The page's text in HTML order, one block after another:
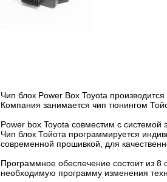
Чип блок Power Box Toyota
Компания занимается чип тюнингом
Power box Toyota совместим с системой
Чип блок Тойота программируется
современной прошивкой, для
Программное обеспечение состоит из
необходимую программу изменения